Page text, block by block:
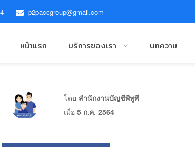
p2paccgroup@gmail.com
หน้าแรก บริการของเรา บทความ
โดย สำนักงานบัญชีพีทูพี
เมื่อ 5 ก.ค. 2564